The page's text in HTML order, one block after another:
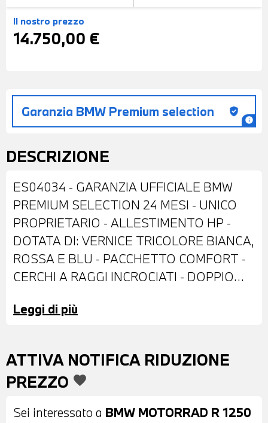
Il nostro prezzo
14.750,00 €
Garanzia BMW Premium selection gpp_good
info
DESCRIZIONE
ES04034 - GARANZIA UFFICIALE BMW
PREMIUM SELECTION 24 MESI - UNICO
PROPRIETARIO - ALLESTIMENTO HP -
DOTATA DI: VERNICE TRICOLORE BIANCA,
ROSSA E BLU - PACCHETTO COMFORT -
CERCHI A RAGGI INCROCIATI - DOPPIO
PARAMANI - PARABREZZA - CAVALLETTO
CRUISE CONTROL - MANOPOLE
RISCALDABILI - DISPLAY DIGITALE -
Leggi di più
ATTIVA NOTIFICA RIDUZIONE
PREZZO favorite
Sei interessato a BMW MOTORRAD R 1250